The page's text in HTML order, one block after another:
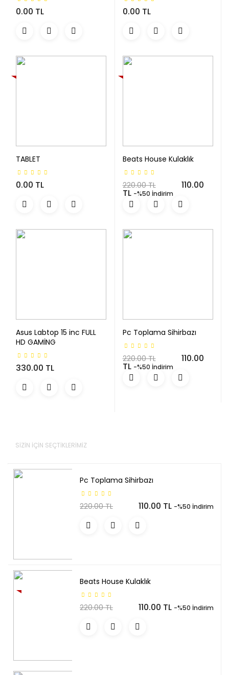
0.00 TL 0.00 TL
TABLET
0.00 TL
Beats House Kulaklık
220.00 TL 110.00
TL -%50 İndirim
Asus Labtop 15 inc FULL
HD GAMİNG
330.00 TL
Pc Toplama Sihirbazı
220.00 TL 110.00
TL -%50 İndirim
SIZIN İÇIN SEÇTIKLERIMIZ
Pc Toplama Sihirbazı
220.00 TL 110.00 TL -%50 İndirim
Beats House Kulaklık
220.00 TL 110.00 TL -%50 İndirim